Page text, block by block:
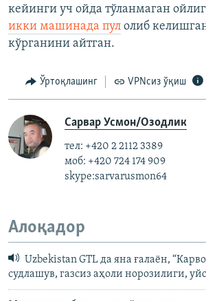
кейинги уч ойда тўланмаган
икки машинада пул олиб
кўрганини айтган.
Ўртоқлашинг VPNсиз ўқиш
Сарвар Усмон/Озодлик
тел: +420 2 2112 3389
моб: +420 724 174 909
skype:sarvarusmon64
Алоқадор
Uzbekistan GTL да яна ғалаён,
судлашув, газсиз аҳоли норозилиги,